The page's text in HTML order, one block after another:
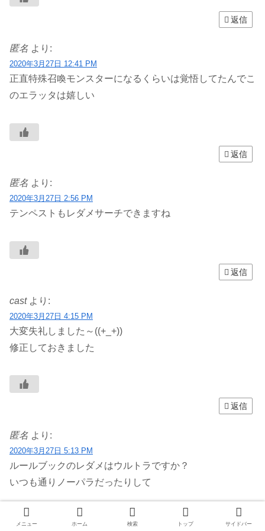
返信
匿名 より:
2020年3月27日 12:41 PM
正直特殊召喚モンスターになるくらいは覚悟してたんでこ
のエラッタは嬉しい
返信
匿名 より:
2020年3月27日 2:56 PM
テンペストもレダメサーチできますね
返信
cast より:
2020年3月27日 4:15 PM
大変失礼しました～((+_+))
修正しておきました
返信
匿名 より:
2020年3月27日 5:13 PM
ルールブックのレダメはウルトラですか？
いつも通りノーパラだったりして
メニュー ホーム 検索 トップ サイドバー